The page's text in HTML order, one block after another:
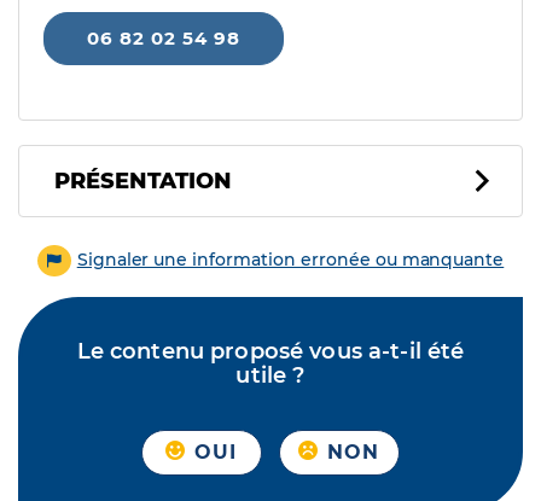
06 82 02 54 98
PRÉSENTATION
Signaler une information erronée ou manquante
Le contenu proposé vous a-t-il été
utile ?
OUI NON